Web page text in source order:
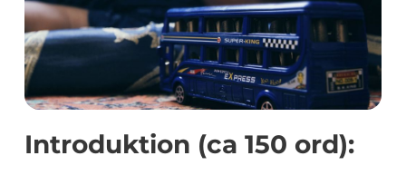
Introduktion (ca 150 ord):